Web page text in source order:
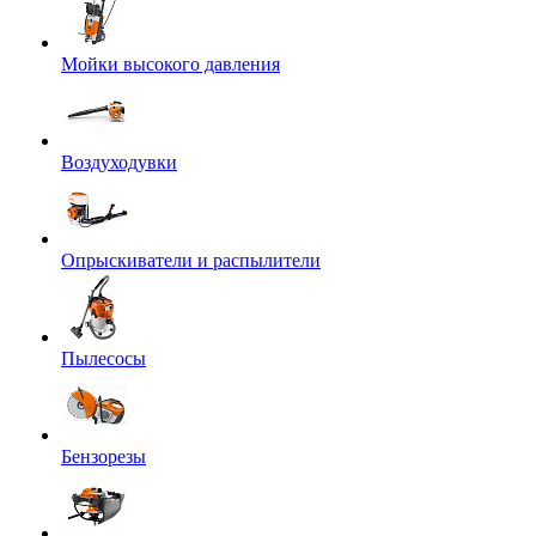
Мойки высокого давления
Воздуходувки
Опрыскиватели и распылители
Пылесосы
Бензорезы